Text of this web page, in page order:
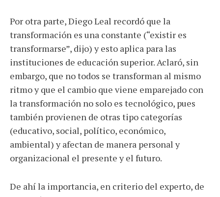
Por otra parte, Diego Leal recordó que la
transformación es una constante (“existir es
transformarse”, dijo) y esto aplica para las
instituciones de educación superior. Aclaró, sin
embargo, que no todos se transforman al mismo
ritmo y que el cambio que viene emparejado con
la transformación no solo es tecnológico, pues
también provienen de otras tipo categorías
(educativo, social, político, económico,
ambiental) y afectan de manera personal y
organizacional el presente y el futuro.
De ahí la importancia, en criterio del experto, de